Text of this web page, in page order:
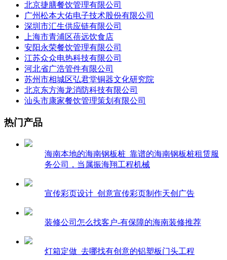
北京捷膳餐饮管理有限公司
广州松本大佑电子技术股份有限公司
深圳市汇生供应链有限公司
上海市青浦区蓓远饮食店
安阳永荣餐饮管理有限公司
江苏众众电热科技有限公司
河北省广浩管件有限公司
苏州市相城区弘君堂铜器文化研究院
北京东方海龙消防科技有限公司
汕头市康家餐饮管理策划有限公司
热门产品
海南本地的海南钢板桩_靠谱的海南钢板桩租赁服
务公司，当属振海翔工程机械
宣传彩页设计_创意宣传彩页制作天创广告
装修公司怎么找客户-有保障的海南装修推荐
灯箱定做_去哪找有创意的铝塑板门头工程